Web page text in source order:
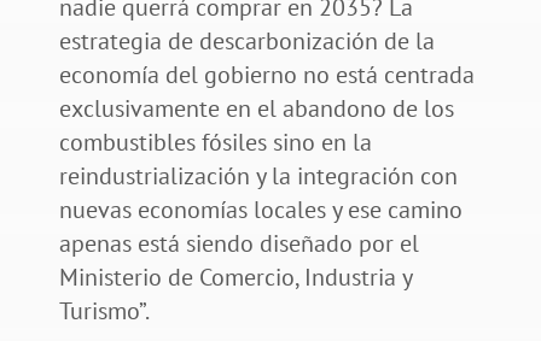
nadie querrá comprar en 2035? La
estrategia de descarbonización de la
economía del gobierno no está centrada
exclusivamente en el abandono de los
combustibles fósiles sino en la
reindustrialización y la integración con
nuevas economías locales y ese camino
apenas está siendo diseñado por el
Ministerio de Comercio, Industria y
Turismo”.